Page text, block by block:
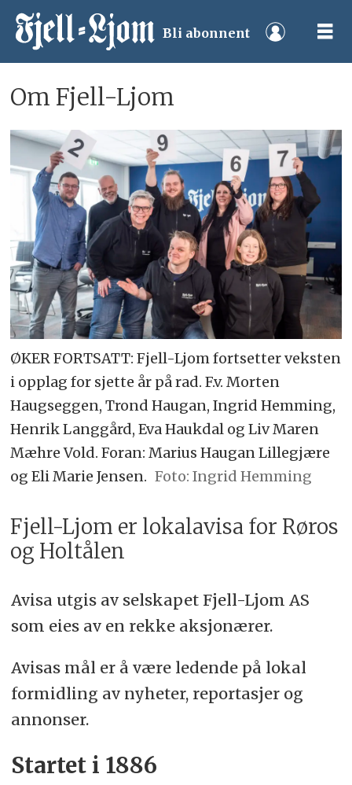
Bli abonnent
Om
Fjell-
Ljom
Om Fjell-Ljom
ØKER FORTSATT: Fjell-Ljom fortsetter veksten
i opplag for sjette år på rad. F.v. Morten
Haugseggen, Trond Haugan, Ingrid Hemming,
Henrik Langgård, Eva Haukdal og Liv Maren
Mæhre Vold. Foran: Marius Haugan Lillegjære
og Eli Marie Jensen.
Ingrid Hemming
Fjell-Ljom er lokalavisa for Røros
og Holtålen
Avisa utgis av selskapet Fjell-Ljom AS
som eies av en rekke aksjonærer.
Avisas mål er å være ledende på lokal
formidling av nyheter, reportasjer og
annonser.
Startet i 1886